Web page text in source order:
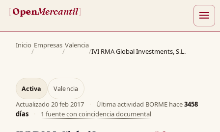
[OpenMercantil] menu
Inicio
/
Empresas
/
Valencia
/IVI RMA Global Investments, S.L.
Activa Valencia
Actualizado 20 feb 2017 · Última actividad BORME hace3458
días
· 1 fuente con coincidencia documental